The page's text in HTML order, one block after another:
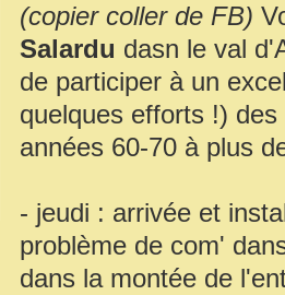
(copier coller de FB)
Salardu dasn le val
de participer à un
quelques efforts !)
années 60-70 à plus
- jeudi : arrivée et
problème de com'
dans la montée de